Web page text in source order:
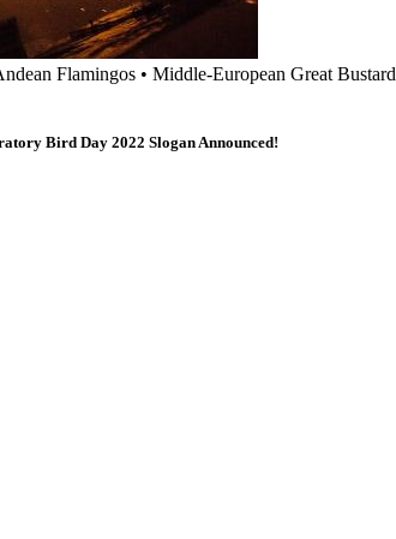
Flamingos • Middle-European Great Bustard
Bird Day 2022 Slogan Announced!